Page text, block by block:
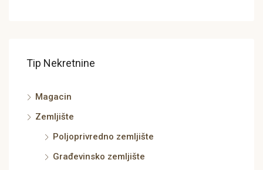
Tip Nekretnine
Magacin
Zemljište
Poljoprivredno zemljište
Građevinsko zemljište